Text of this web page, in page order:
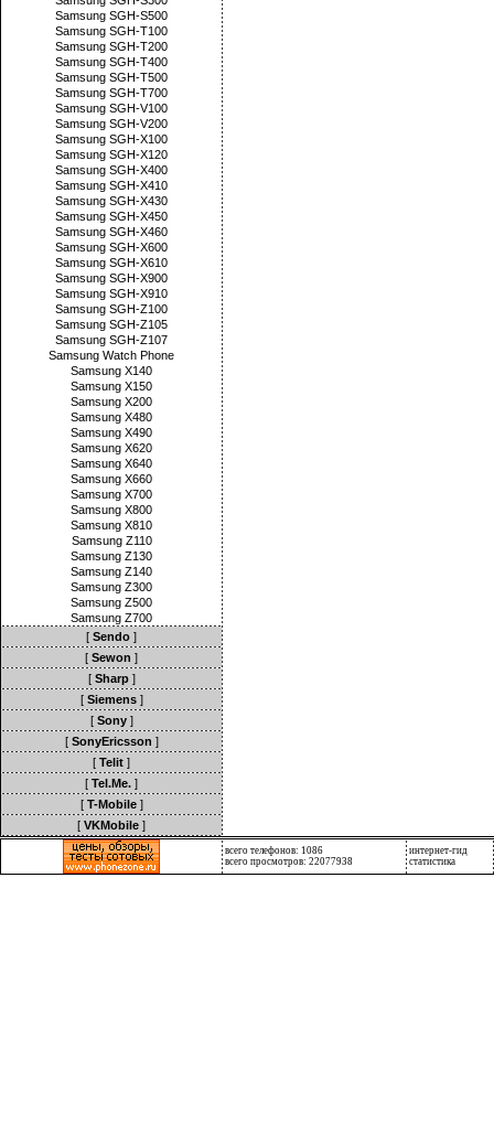
Samsung SGH-S500
Samsung SGH-T100
Samsung SGH-T200
Samsung SGH-T400
Samsung SGH-T500
Samsung SGH-T700
Samsung SGH-V100
Samsung SGH-V200
Samsung SGH-X100
Samsung SGH-X120
Samsung SGH-X400
Samsung SGH-X410
Samsung SGH-X430
Samsung SGH-X450
Samsung SGH-X460
Samsung SGH-X600
Samsung SGH-X610
Samsung SGH-X900
Samsung SGH-X910
Samsung SGH-Z100
Samsung SGH-Z105
Samsung SGH-Z107
Samsung Watch Phone
Samsung X140
Samsung X150
Samsung X200
Samsung X480
Samsung X490
Samsung X620
Samsung X640
Samsung X660
Samsung X700
Samsung X800
Samsung X810
Samsung Z110
Samsung Z130
Samsung Z140
Samsung Z300
Samsung Z500
Samsung Z700
[ Sendo ]
[ Sewon ]
[ Sharp]
[ Siemens]
[ Sony]
[ SonyEricsson ]
[ Telit ]
[ Tel.Me. ]
[ T-Mobile]
[ VKMobile ]
всего телефонов: 1086
всего просмотров: 22077938
интернет-гид
статистика